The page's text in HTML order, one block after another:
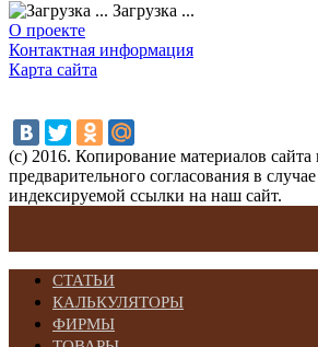
Загрузка ...
О проекте
Контактная информация
Карта сайта
(с) 2016. Копирование материалов сайта
предварительного согласования в
индексируемой ссылки на наш сайт.
СТАТЬИ
КАЛЬКУЛЯТОРЫ
ФИРМЫ